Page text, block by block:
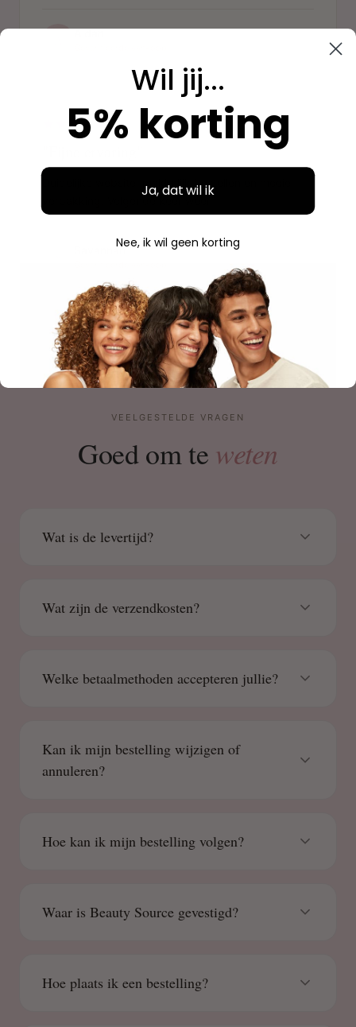
Aidan
Duidelijke website, makkelijk bestellen en mooie
verpakking. Volgende keer weer.
Savannah
VEELGESTELDE VRAGEN
Goed om te weten
Wat is de levertijd?
Wat zijn de verzendkosten?
Welke betaalmethoden accepteren jullie?
Kan ik mijn bestelling wijzigen of
annuleren?
Hoe kan ik mijn bestelling volgen?
Waar is Beauty Source gevestigd?
Hoe plaats ik een bestelling?
Wil jij...
5% korting
Ja, dat wil ik
Nee, ik wil geen korting